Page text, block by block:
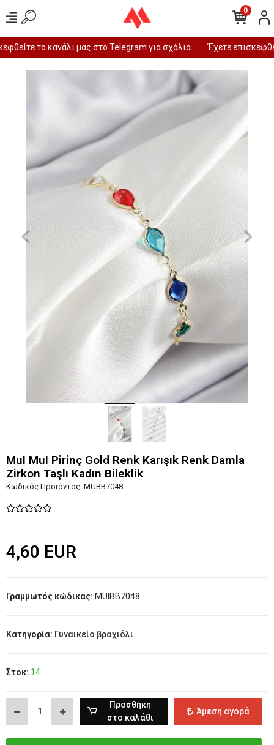
το κανάλι μας στο Telegram για σχόλια. Έχετε
0
MuI MuI Pirinç Gold Renk Karışık Renk Damla
Zirkon Taşlı Kadın Bileklik
Κωδικός Προϊόντος: MUBB7048
4,60 EUR
Γραμμωτός κώδικας: MUIBB7048
Κατηγορία: Γυναικείο βραχιόλι
Στοκ: 14
Προσθήκη
στο καλάθι
Άμεση αγορά